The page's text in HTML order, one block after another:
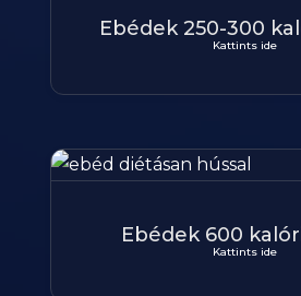
Ebédek 250-300
Kattints ide
Ebédek 600
Kattints ide